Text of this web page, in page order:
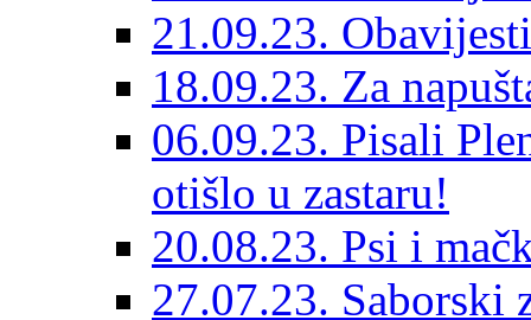
21.09.23.
18.09.23. Za
06.09.23. Pisali
otišlo u zastaru!
20.08.23. Psi i
27.07.23. Saborski